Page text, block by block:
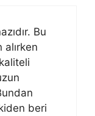
Bu
beri